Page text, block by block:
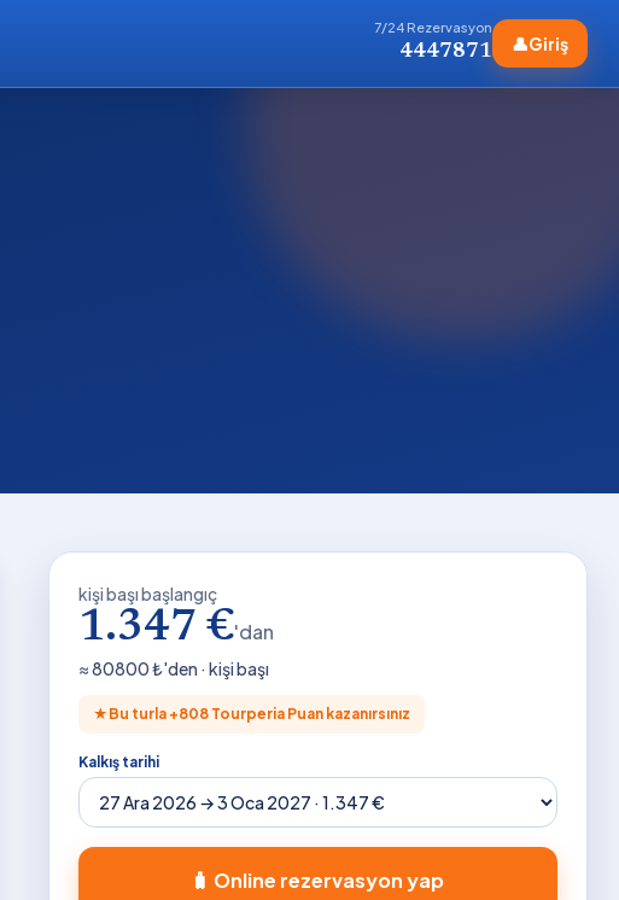
7/24 Rezervasyon
4447871 👤Giriş
kişi başı başlangıç
1.347 €'dan
≈80800₺'den · kişi başı
★ Bu turla +808Tourperia Puan kazanırsınız
Kalkış tarihi
🧳 Online rezervasyon yap